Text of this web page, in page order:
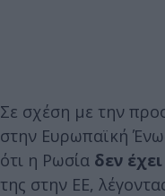
Σε σχέση με την
στην Ευρωπαϊκή
ότι η Ρωσία δεν
της στην ΕΕ,